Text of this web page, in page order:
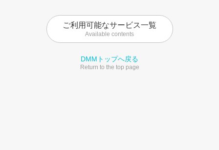
ご利用可能なサービス一覧
Available contents
DMMトップへ戻る
Return to the top page